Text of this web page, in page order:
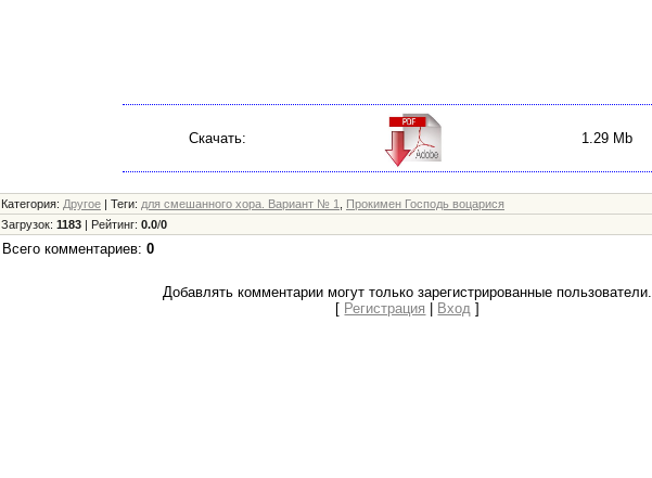
Скачать: 1.29 Mb
Категория: Другое| Теги: для смешанного хора. Вариант № 1
Прокимен Господь воцарися
Загрузок: 1183| Рейтинг: 0.0/0
Всего комментариев: 0
Добавлять комментарии могут только зарегистрированные пользователи.
[ Регистрация Вход ]